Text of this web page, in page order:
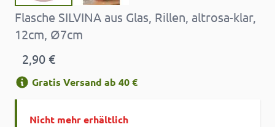
Flasche SILVINA aus Glas, Rillen, altrosa-klar,
12cm, Ø7cm
2,90 €
Gratis Versand ab 40 €
Nicht mehr erhältlich